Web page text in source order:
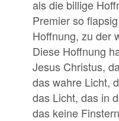
als die billige
Premier so
Hoffnung, zu der
Diese Hoffnung
Jesus Christus,
das wahre Licht,
das Licht, das in
das keine